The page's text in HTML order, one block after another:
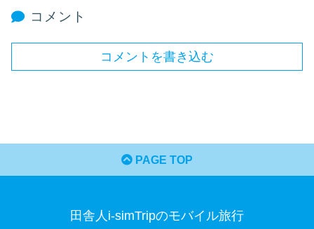
コメント
コメントを書き込む
PAGE TOP
田舎人i-simTripのモバイル旅行